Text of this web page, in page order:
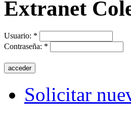
Extranet
Usuario: *
Contraseña: *
Solicitar